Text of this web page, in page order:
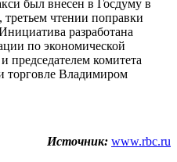
был внесен в Госдуму в
чтении поправки
разработана
по экономической
комитета
Владимиром
Источник: www.rbc.ru